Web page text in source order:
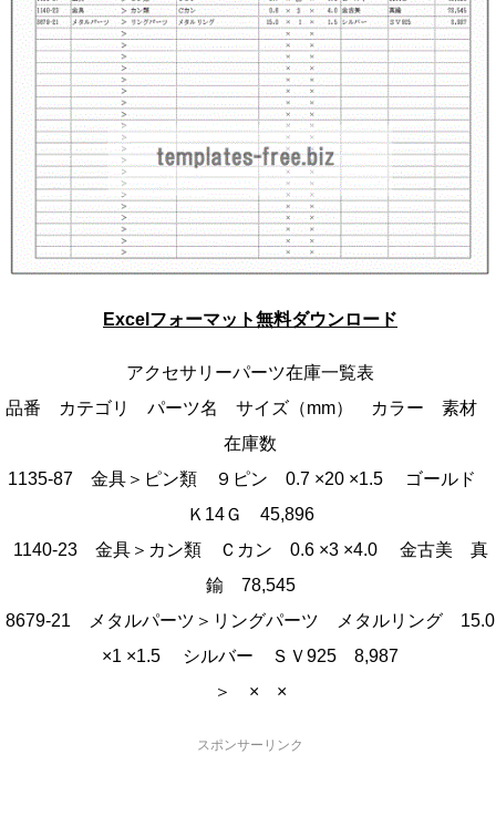
Excelフォーマット無料ダウンロード
アクセサリーパーツ在庫一覧表
品番 カテゴリ パーツ名 サイズ（mm） カラー 素材
在庫数
1135-87 金具＞ピン類 ９ピン 0.7 ×20 ×1.5 ゴールド
Ｋ14Ｇ 45,896
1140-23 金具＞カン類 Ｃカン 0.6 ×3 ×4.0 金古美 真
鍮 78,545
8679-21 メタルパーツ＞リングパーツ メタルリング 15.0
×1 ×1.5 シルバー ＳＶ925 8,987
＞ × ×
スポンサーリンク